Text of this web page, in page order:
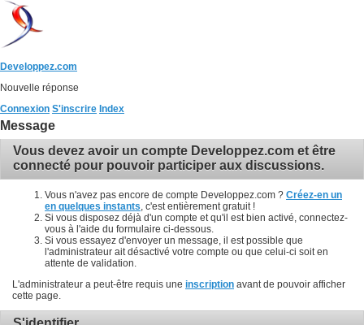
Developpez.com
Nouvelle réponse
Connexion S'inscrire Index
Message
Vous devez avoir un compte Developpez.com et être
connecté pour pouvoir participer aux discussions.
Vous n'avez pas encore de compte Developpez.com ? Créez-en un
en quelques instants , c'est entièrement gratuit !
Si vous disposez déjà d'un compte et qu'il est bien activé, connectez-
vous à l'aide du formulaire ci-dessous.
Si vous essayez d'envoyer un message, il est possible que
l'administrateur ait désactivé votre compte ou que celui-ci soit en
attente de validation.
L'administrateur a peut-être requis une inscription avant de pouvoir afficher
cette page.